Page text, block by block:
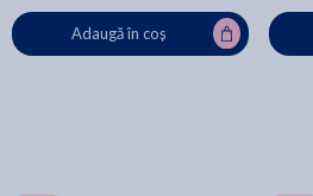
Adaugă în coș